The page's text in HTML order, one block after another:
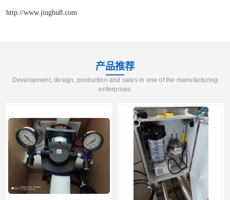
http://www.jinghu8.com
产品推荐
Development, design, production and sales in one of the manufacturing
enterprises